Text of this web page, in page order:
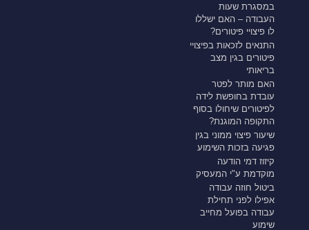
במסגרת שעות
העבודה – האם ישללו
לו פיצויי פיטורים?
התנאים לזכאות בפיצויי
פיטורים בגין מצב
בריאותי
האם מותר לפטר
עובדת בחופשת לידה
לפיטורים שיחולו בסוף
התקופה המוגנת?
שיעור פיצוי ממוני בגין
פגיעה בזכות השימוע
קיזוז דמי הודעה
מוקדמת ע"י המעסיק
ביטול חוזה עבודה
אפילו לפני תחילת
עבודה בפועל מחייב
שימוע